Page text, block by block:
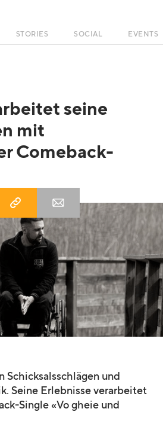
STORIES SOCIAL EVENTS
seine
mit
Comeback-
Schicksalsschlägen und
Seine Erlebnisse verarbeitet
Single «Vo gheie und